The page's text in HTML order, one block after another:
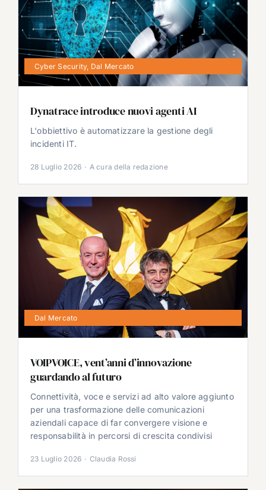
Cyber Security, Dal Mercato
Dynatrace introduce nuovi agenti AI
L'obbiettivo è automatizzare la gestione degli
incidenti IT.
28 Luglio 2026 · A cura della redazione
Dal Mercato
VOIPVOICE, vent’anni d’innovazione
guardando al futuro
Connettività, voce e servizi ad alto valore aggiunto
per una trasformazione delle comunicazioni
aziendali capace di far convergere visione e
responsabilità in percorsi di crescita condivisi
23 Luglio 2026 · Claudia Rossi